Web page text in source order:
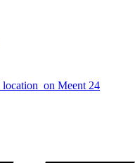
location_on Meent 24